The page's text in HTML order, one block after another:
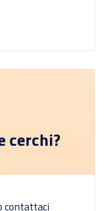
cerchi?
contattaci